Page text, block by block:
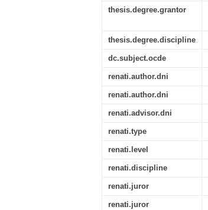
thesis.degree.grantor
thesis.degree.discipline
dc.subject.ocde
renati.author.dni
renati.author.dni
renati.advisor.dni
renati.type
renati.level
renati.discipline
renati.juror
renati.juror